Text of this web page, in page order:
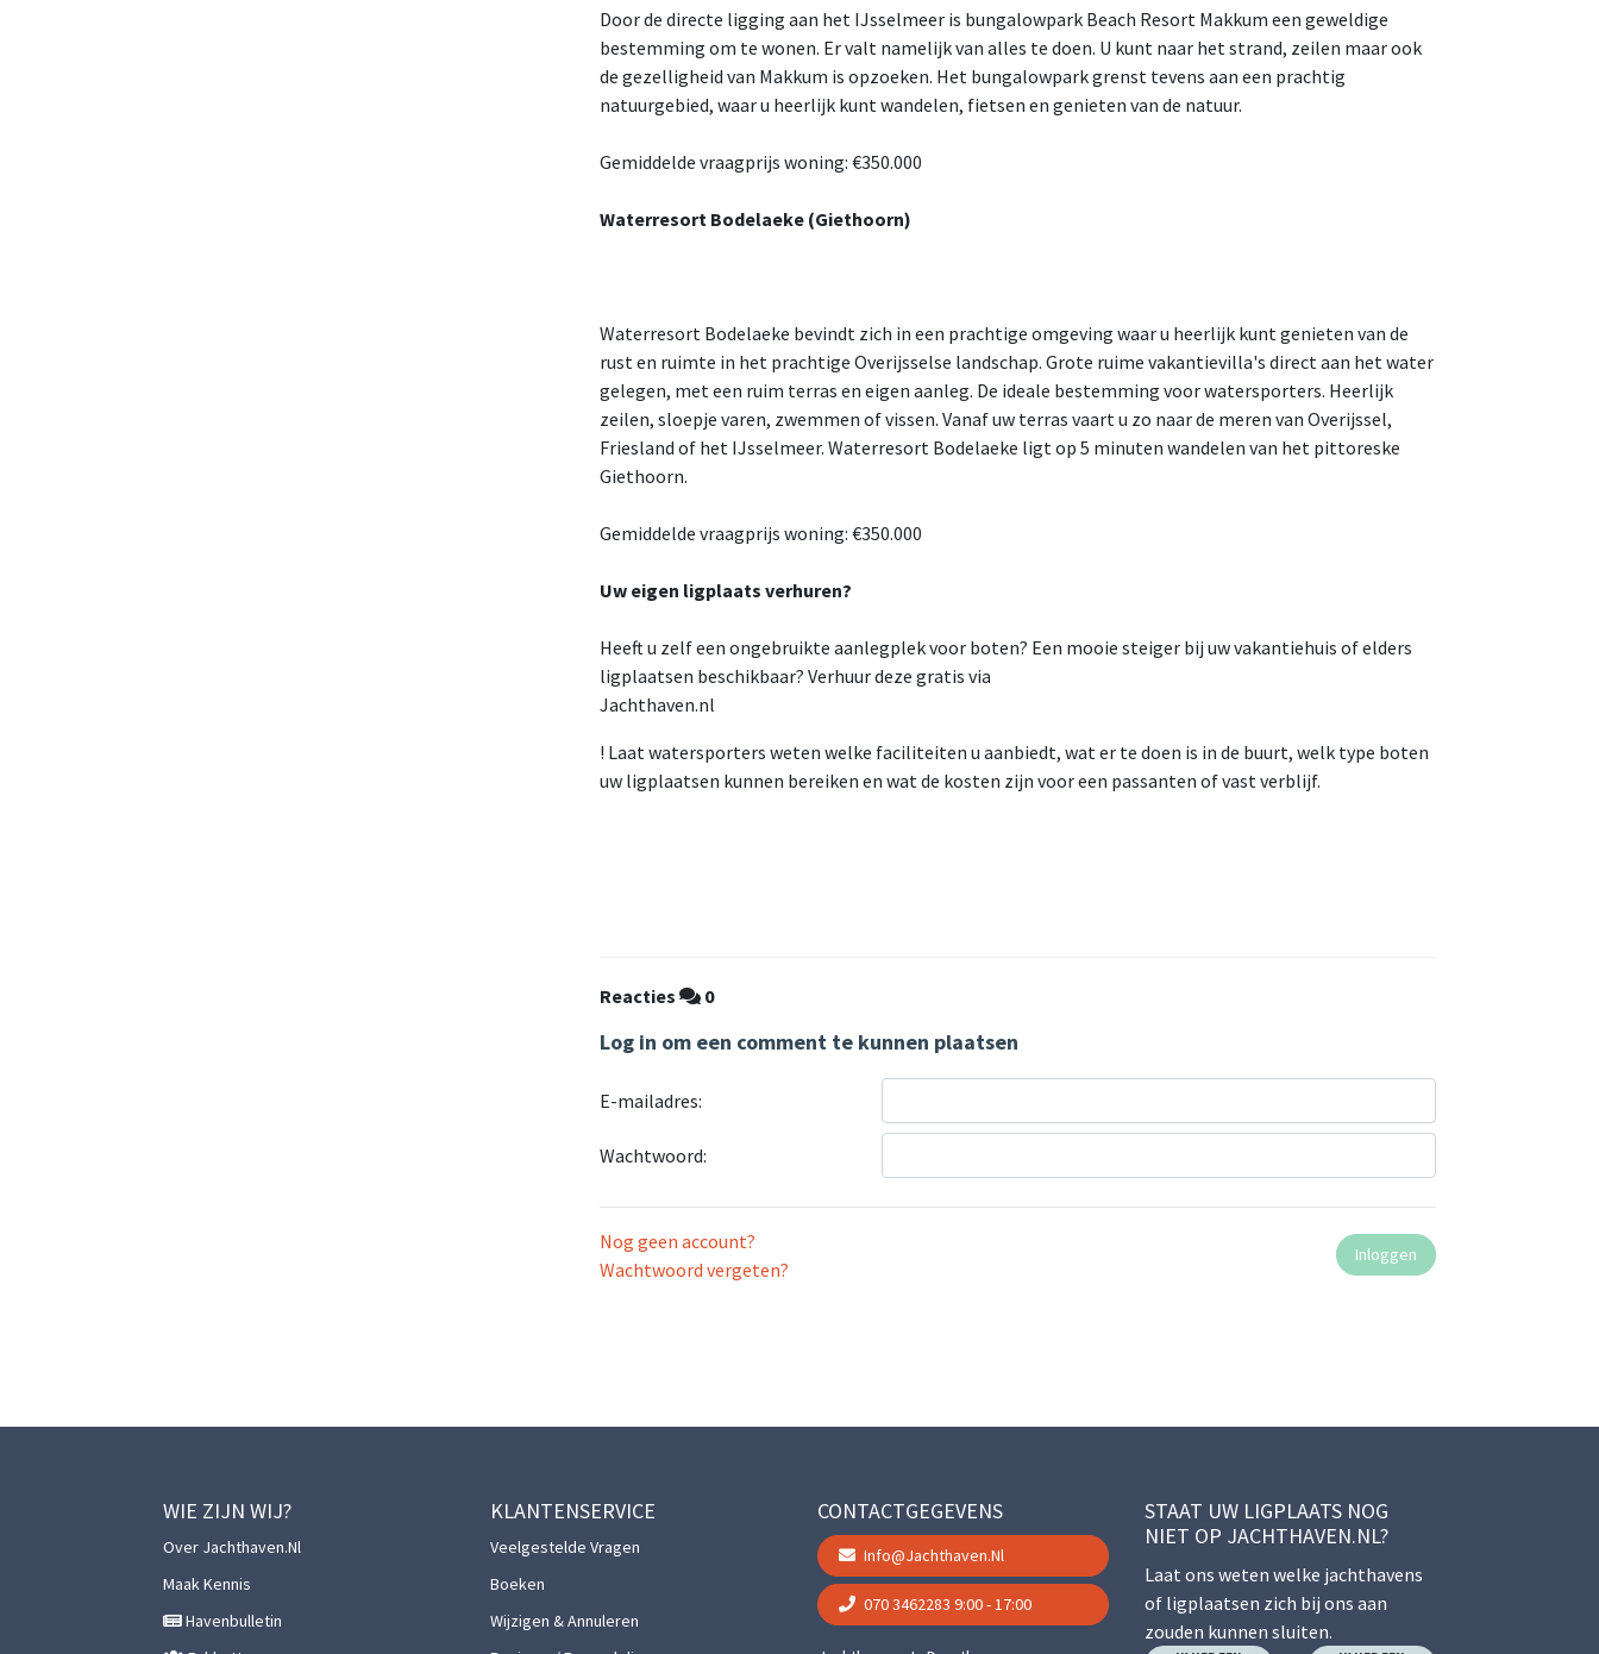
Door de directe ligging aan het IJsselmeer is bungalowpark Beach Resort Makkum een geweldige
bestemming om te wonen. Er valt namelijk van alles te doen. U kunt naar het strand, zeilen maar ook
de gezelligheid van Makkum is opzoeken. Het bungalowpark grenst tevens aan een prachtig
natuurgebied, waar u heerlijk kunt wandelen, fietsen en genieten van de natuur.
Gemiddelde vraagprijs woning: €350.000
Waterresort Bodelaeke (Giethoorn)
Waterresort Bodelaeke bevindt zich in een prachtige omgeving waar u heerlijk kunt genieten van de
rust en ruimte in het prachtige Overijsselse landschap. Grote ruime vakantievilla's direct aan het water
gelegen, met een ruim terras en eigen aanleg. De ideale bestemming voor watersporters. Heerlijk
zeilen, sloepje varen, zwemmen of vissen. Vanaf uw terras vaart u zo naar de meren van Overijssel,
Friesland of het IJsselmeer. Waterresort Bodelaeke ligt op 5 minuten wandelen van het pittoreske
Giethoorn.
Gemiddelde vraagprijs woning: €350.000
Uw eigen ligplaats verhuren?
Heeft u zelf een ongebruikte aanlegplek voor boten? Een mooie steiger bij uw vakantiehuis of elders
ligplaatsen beschikbaar? Verhuur deze gratis via
Jachthaven.nl
! Laat watersporters weten welke faciliteiten u aanbiedt, wat er te doen is in de buurt, welk type boten
uw ligplaatsen kunnen bereiken en wat de kosten zijn voor een passanten of vast verblijf.
Reacties 0
Log in om een comment te kunnen plaatsen
E-mailadres:
Wachtwoord:
Nog geen account?
Wachtwoord vergeten?
WIE ZIJN WIJ?
Over Jachthaven.nl
Maak Kennis
Havenbulletin
KLANTENSERVICE
Veelgestelde Vragen
Boeken
Wijzigen & Annuleren
CONTACTGEGEVENS
Info@jachthaven.nl
070 3462283 9:00 - 17:00
STAAT UW LIGPLAATS NOG
NIET OP JACHTHAVEN.NL?
Laat ons weten welke jachthavens
of ligplaatsen zich bij ons aan
zouden kunnen sluiten.